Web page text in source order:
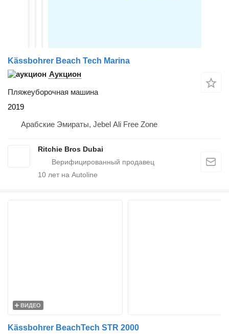
Kässbohrer Beach Tech Marina
Аукцион
Пляжеуборочная машина
2019
Арабские Эмираты, Jebel Ali Free Zone
Ritchie Bros Dubai
10 лет на Autoline
ВИДЕО
Kässbohrer BeachTech STR 2000